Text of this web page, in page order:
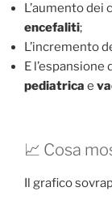
L’aumento dei
encefaliti;
L’incremento
E
pediatrica e
📈 Cosa
Il grafico